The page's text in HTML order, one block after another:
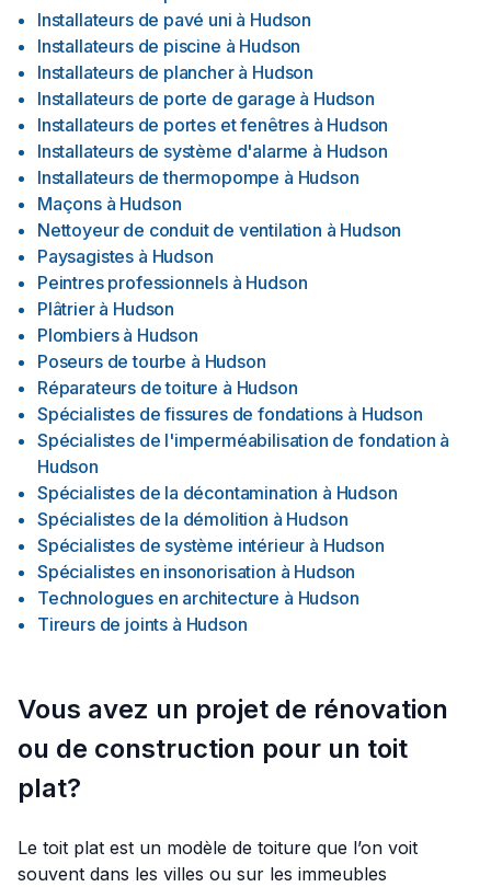
Installateurs de pavé uni à Hudson
Installateurs de piscine à Hudson
Installateurs de plancher à Hudson
Installateurs de porte de garage à Hudson
Installateurs de portes et fenêtres à Hudson
Installateurs de système d'alarme à Hudson
Installateurs de thermopompe à Hudson
Maçons à Hudson
Nettoyeur de conduit de ventilation à Hudson
Paysagistes à Hudson
Peintres professionnels à Hudson
Plâtrier à Hudson
Plombiers à Hudson
Poseurs de tourbe à Hudson
Réparateurs de toiture à Hudson
Spécialistes de fissures de fondations à Hudson
Spécialistes de l'imperméabilisation de fondation à
Hudson
Spécialistes de la décontamination à Hudson
Spécialistes de la démolition à Hudson
Spécialistes de système intérieur à Hudson
Spécialistes en insonorisation à Hudson
Technologues en architecture à Hudson
Tireurs de joints à Hudson
Vous avez un projet de rénovation
ou de construction pour un toit
plat?
Le toit plat est un modèle de toiture que l’on voit
souvent dans les villes ou sur les immeubles